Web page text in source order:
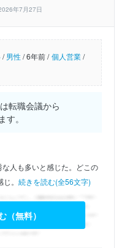
年7月27日
/男性/6年前 / 個人営業/
転職会議から
す。
人も多いと感じた。どこの
。 続きを読む(全56文字)
（無料）